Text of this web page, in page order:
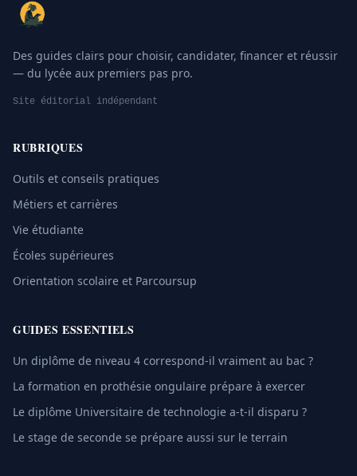
Des guides clairs pour choisir, candidater, financer et réussir
— du lycée aux premiers pas pro.
Site éditorial indépendant
RUBRIQUES
Outils et conseils pratiques
Métiers et carrières
Vie étudiante
Écoles supérieures
Orientation scolaire et Parcoursup
GUIDES ESSENTIELS
Un diplôme de niveau 4 correspond-il vraiment au bac ?
La formation en prothésie ongulaire prépare à exercer
Le diplôme Universitaire de technologie a-t-il disparu ?
Le stage de seconde se prépare aussi sur le terrain